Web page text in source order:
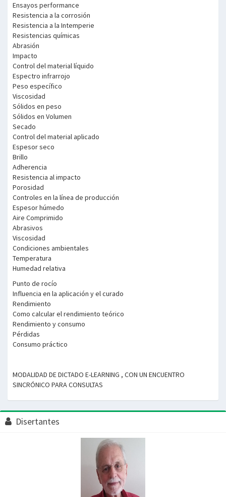
Ensayos performance
Resistencia a la corrosión
Resistencia a la Intemperie
Resistencias químicas
Abrasión
Impacto
Control del material líquido
Espectro infrarrojo
Peso específico
Viscosidad
Sólidos en peso
Sólidos en Volumen
Secado
Control del material aplicado
Espesor seco
Brillo
Adherencia
Resistencia al impacto
Porosidad
Controles en la línea de producción
Espesor húmedo
Aire Comprimido
Abrasivos
Viscosidad
Condiciones ambientales
Temperatura
Humedad relativa
Punto de rocío
Influencia en la aplicación y el curado
Rendimiento
Como calcular el rendimiento teórico
Rendimiento y consumo
Pérdidas
Consumo práctico
MODALIDAD DE DICTADO E-LEARNING , CON UN ENCUENTRO
SINCRÓNICO PARA CONSULTAS
Disertantes